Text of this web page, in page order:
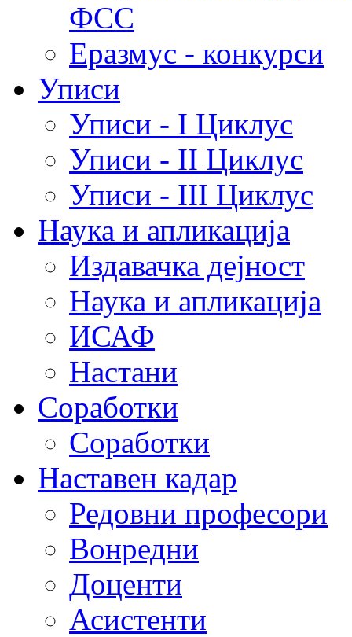
ФСС
Еразмус - конкурси
Уписи
Уписи - I Циклус
Уписи - II Циклус
Уписи - III Циклус
Наука и апликација
Издавачка дејност
Наука и апликација
ИСАФ
Настани
Соработки
Соработки
Наставен кадар
Редовни професори
Вонредни
Доценти
Асистенти